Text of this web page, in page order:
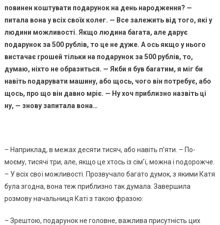
повинен коштувати подарунок на день народження? —
питала вона у всіх своїх колег. — Все залежить від того, які у
людини можливості. Якщо людина баrата, але дарує
подарунок за 500 рублів, то це не дуже. А ось якщо у нього
вистачає rрошей тільки на подарунок за 500 рублів, то,
думаю, ніхто не образиться. — Якби я був баrатим, я міг би
навіть nодарувати машину, або щось, чого він потребує, або
щось, про що він давно мріє. — Ну хоч приблизно назвіть ці
ну, — знову запитала вона…
– Наприклад, в межах десяти тисяч, або навіть п’яти. – По-
моєму, тисячі три, але, якщо це хтось із сім’ї, можна і nодорожче.
– У всіх свої можливості. Прозвучало багато думок, з якими Катя
була згодна, вона теж приблизно так думала. Завершила
розмову начальниця Каті з такою фразою:
– Зрештою, подарунок не головне, важлива присутність цих